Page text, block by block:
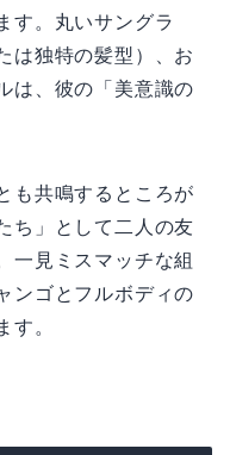
す。丸いサングラ
は独特の髪型）、お
は、彼の「美意識の
も共鳴するところが
ち」として二人の友
一見ミスマッチな組
ンゴとフルボディの
す。